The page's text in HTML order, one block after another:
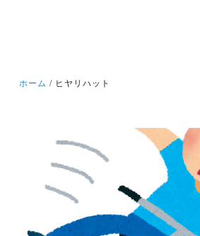
ホーム ヒヤリハット